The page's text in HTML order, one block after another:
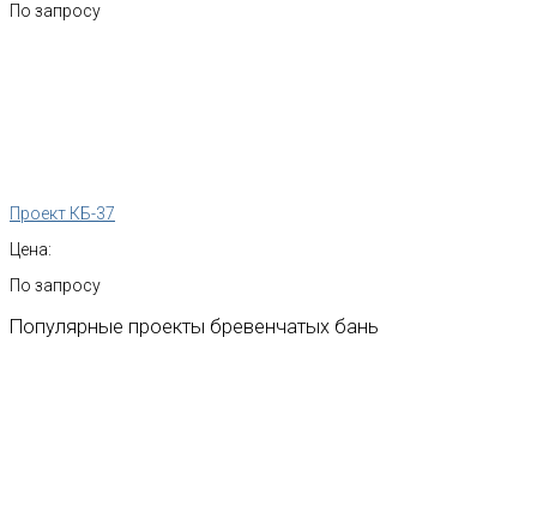
По запросу
Проект КБ-37
Цена:
По запросу
Популярные проекты бревенчатых бань